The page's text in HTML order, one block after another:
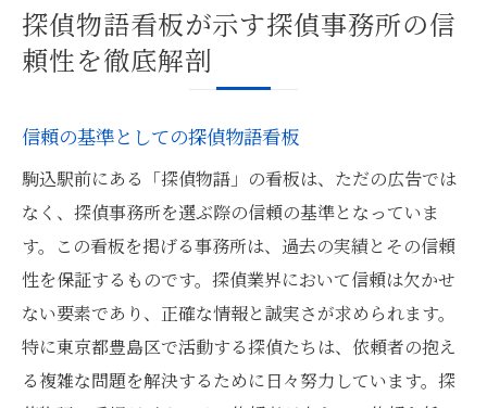
探偵物語看板が示す探偵事務所の信
頼性を徹底解剖
信頼の基準としての探偵物語看板
駒込駅前にある「探偵物語」の看板は、ただの広告では
なく、探偵事務所を選ぶ際の信頼の基準となっていま
す。この看板を掲げる事務所は、過去の実績とその信頼
性を保証するものです。探偵業界において信頼は欠かせ
ない要素であり、正確な情報と誠実さが求められます。
特に東京都豊島区で活動する探偵たちは、依頼者の抱え
る複雑な問題を解決するために日々努力しています。探